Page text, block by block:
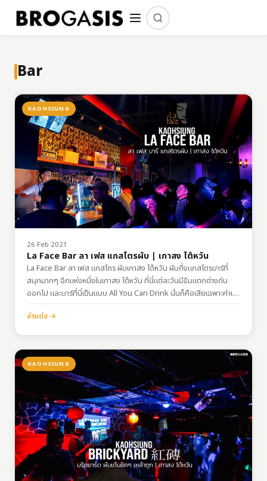
Bar
KAOHSIUNG
26 Feb 2021
La Face Bar ลา เฟส แกสโตรผับ | เกาสง ไต้หวัน
La Face Bar ลา เฟส แกสโตร ผับเกาสง ไต้หวัน ผับกึ่งแกสโตรบาร์ที่
สนุกมากๆ อีกแห่งหนึ่งในเกาสง ไต้หวัน ที่นี่แต่ละวันมีธีมแตกต่างกัน
ออกไป และบาร์ที่นี่เป็นแบบ All You Can Drink นั่นก็คือเสียเฉพาะค่าเข้า
แล้วพร้อมเมานั่นเอง Facebook…
อ่านต่อ →
KAOHSIUNG